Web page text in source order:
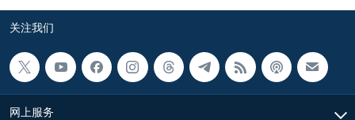
关注我们
网上服务